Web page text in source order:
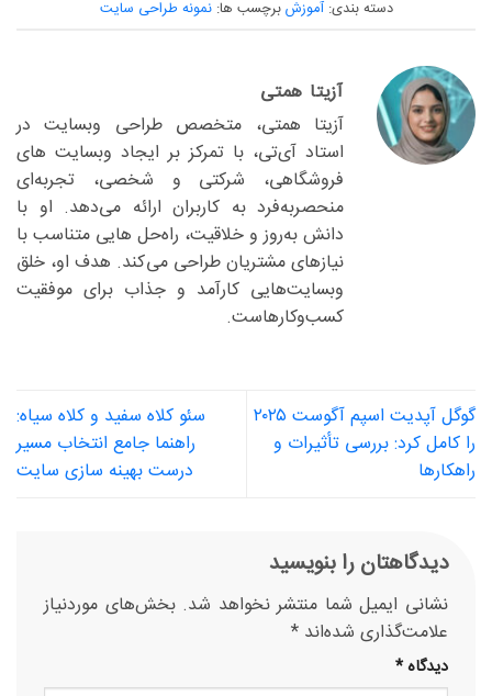
دسته بندی:آموزشبرچسب ها:نمونه طراحی سایت
آزیتا همتی
آزیتا همتی، متخصص طراحی وبسایت در
استاد آی‌تی، با تمرکز بر ایجاد وبسایت های
فروشگاهی، شرکتی و شخصی، تجربه‌ای
منحصربه‌فرد به کاربران ارائه می‌دهد. او با
دانش به‌روز و خلاقیت، راه‌حل هایی متناسب با
نیازهای مشتریان طراحی می‌کند. هدف او، خلق
وبسایت‌هایی کارآمد و جذاب برای موفقیت
کسب‌وکارهاست.
گوگل آپدیت اسپم آگوست ۲۰۲۵
را کامل کرد: بررسی تأثیرات و
راهکارها
سئو کلاه سفید و کلاه سیاه:
راهنما جامع انتخاب مسیر
درست بهینه سازی سایت
دیدگاهتان را بنویسید
نشانی ایمیل شما منتشر نخواهد شد. بخش‌های موردنیاز
علامت‌گذاری شده‌اند *
دیدگاه*